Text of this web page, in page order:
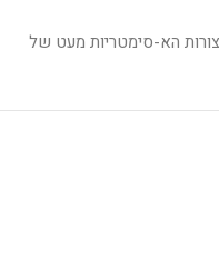
הצורות הא-סימטריות מעט של